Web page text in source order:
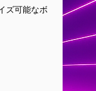
ズ可能なボ